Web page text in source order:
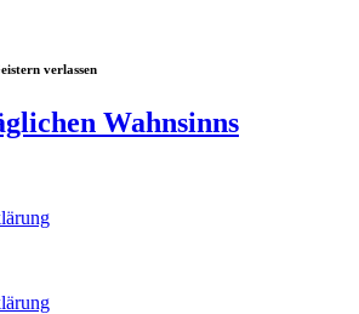
verlassen
Wahnsinns